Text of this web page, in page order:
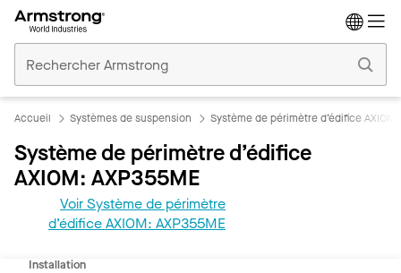
Plafonds
Commerciaux
Accueil Systèmes de suspension Système de périmètre d’édifice AXIOM
Système de périmètre d’édifice
AXIOM: AXP355ME
Voir Système de périmètre
d’édifice AXIOM: AXP355ME
Documents
Installation